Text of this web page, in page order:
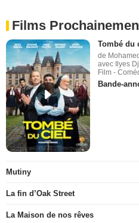
Films
Tombé du
de
avec Ilyes
Film -
Bande-
Mutiny
La fin d’Oak Street
La Maison de nos rêves